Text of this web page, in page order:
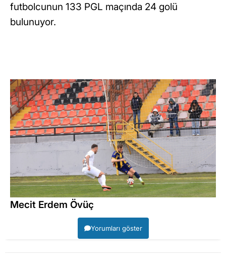
futbolcunun 133 PGL maçında 24 golü
bulunuyor.
Mecit Erdem Övüç
Yorumları göster